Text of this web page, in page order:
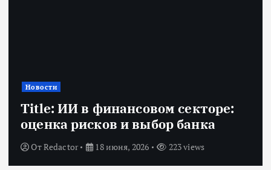
Новости
Title: ИИ в финансовом секторе:
оценка рисков и выбор банка
ОтRedactor 18 июня, 2026 223 views